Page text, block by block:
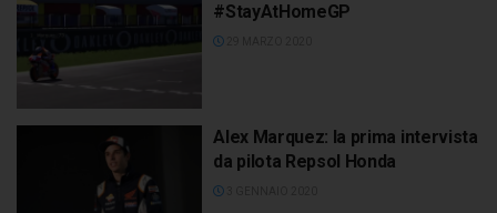
#StayAtHomeGP
Alex Marquez: la prima intervista
da pilota Repsol Honda